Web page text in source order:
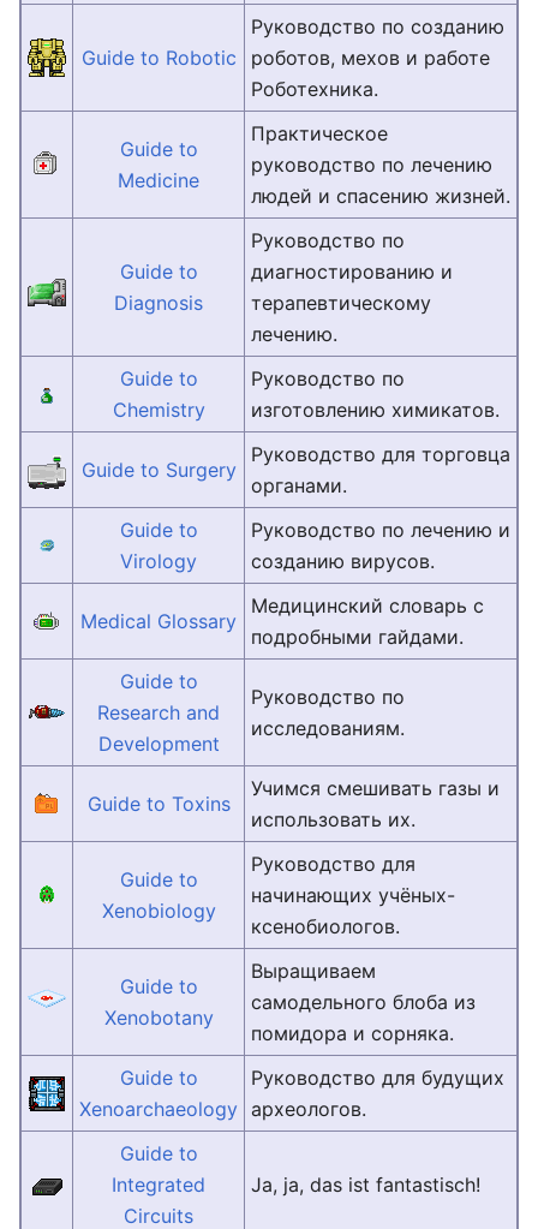
Guide to Robotic
Руководство по созданию
роботов, мехов и работе
Роботехника.
Guide to
Medicine
Практическое
руководство по лечению
людей и спасению жизней.
Guide to
Diagnosis
Руководство по
диагностированию и
терапевтическому
лечению.
Guide to
Chemistry
Руководство по
изготовлению химикатов.
Guide to Surgery
Руководство для торговца
органами.
Guide to
Virology
Руководство по лечению и
созданию вирусов.
Medical Glossary
Медицинский словарь с
подробными гайдами.
Guide to
Research and
Development
Руководство по
исследованиям.
Guide to Toxins
Учимся смешивать газы и
использовать их.
Guide to
Xenobiology
Руководство для
начинающих учёных-
ксенобиологов.
Guide to
Xenobotany
Выращиваем
самодельного блоба из
помидора и сорняка.
Guide to
Xenoarchaeology
Руководство для будущих
археологов.
Guide to
Integrated
Circuits
Ja, ja, das ist fantastisch!